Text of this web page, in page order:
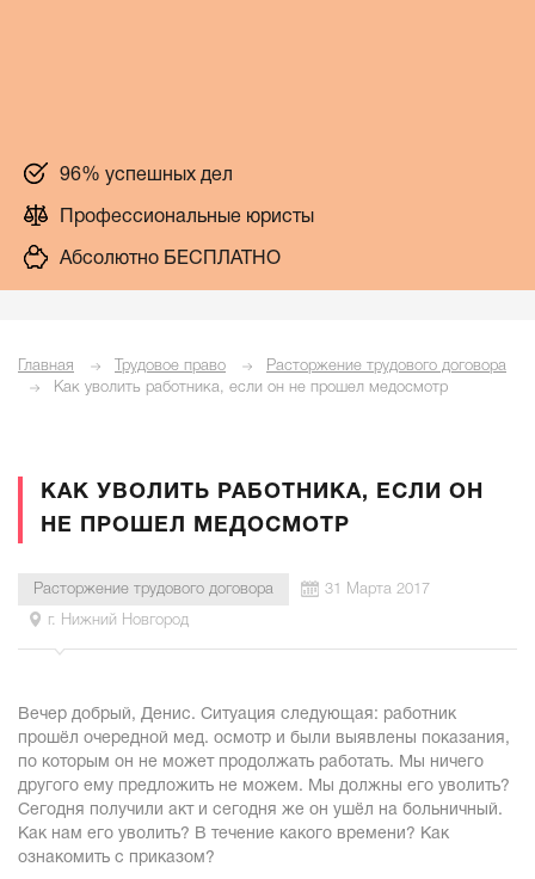
96% успешных дел
Профессиональные юристы
Абсолютно БЕСПЛАТНО
Главная Трудовое право
Расторжение трудового договора
Как уволить работника, если он не прошел медосмотр
КАК УВОЛИТЬ РАБОТНИКА, ЕСЛИ ОН
НЕ ПРОШЕЛ МЕДОСМОТР
Расторжение трудового договора 31 Марта 2017
г. Нижний Новгород
Вечер добрый, Денис. Ситуация следующая: работник
прошёл очередной мед. осмотр и были выявлены показания,
по которым он не может продолжать работать. Мы ничего
другого ему предложить не можем. Мы должны его уволить?
Сегодня получили акт и сегодня же он ушёл на больничный.
Как нам его уволить? В течение какого времени? Как
ознакомить с приказом?